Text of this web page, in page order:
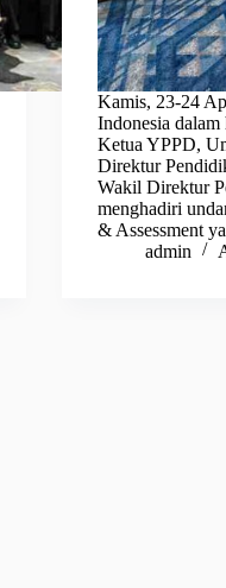
Kamis, 23-24
Indonesia
Ketua YPPD,
Direktur
Wakil Direktur
menghadiri
& Assessment
admin